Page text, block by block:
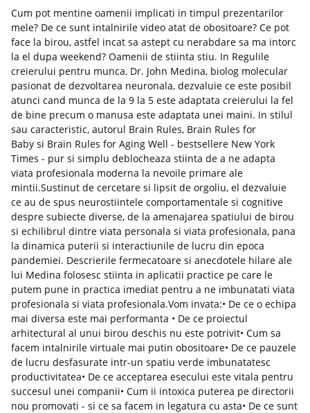
Cum pot mentine oamenii implicati in timpul prezentarilor
mele? De ce sunt intalnirile video atat de obositoare? Ce pot
face la birou, astfel incat sa astept cu nerabdare sa ma intorc
la el dupa weekend? Oamenii de stiinta stiu. In Regulile
creierului pentru munca, Dr. John Medina, biolog molecular
pasionat de dezvoltarea neuronala, dezvaluie ce este posibil
atunci cand munca de la 9 la 5 este adaptata creierului la fel
de bine precum o manusa este adaptata unei maini. In stilul
sau caracteristic, autorul Brain Rules, Brain Rules for
Baby si Brain Rules for Aging Well - bestsellere New York
Times - pur si simplu deblocheaza stiinta de a ne adapta
viata profesionala moderna la nevoile primare ale
mintii.Sustinut de cercetare si lipsit de orgoliu, el dezvaluie
ce au de spus neurostiintele comportamentale si cognitive
despre subiecte diverse, de la amenajarea spatiului de birou
si echilibrul dintre viata personala si viata profesionala, pana
la dinamica puterii si interactiunile de lucru din epoca
pandemiei. Descrierile fermecatoare si anecdotele hilare ale
lui Medina folosesc stiinta in aplicatii practice pe care le
putem pune in practica imediat pentru a ne imbunatati viata
profesionala si viata profesionala.Vom invata:• De ce o echipa
mai diversa este mai performanta • De ce proiectul
arhitectural al unui birou deschis nu este potrivit• Cum sa
facem intalnirile virtuale mai putin obositoare• De ce pauzele
de lucru desfasurate intr-un spatiu verde imbunatatesc
productivitatea• De ce acceptarea esecului este vitala pentru
succesul unei companii• Cum ii intoxica puterea pe directorii
nou promovati - si ce sa facem in legatura cu asta• De ce sunt